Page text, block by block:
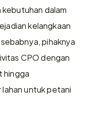
kebutuhan dalam
kelangkaan
pihaknya
CPO dengan
hingga
untuk petani